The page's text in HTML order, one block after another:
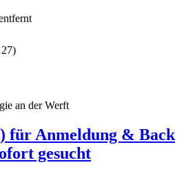
)
an der Werft
für Anmeldung & Back
gesucht